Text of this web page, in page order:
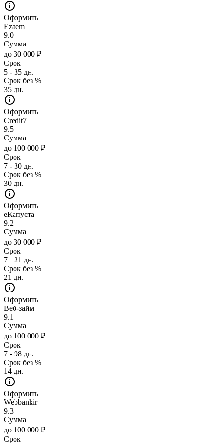
Оформить
Ezaem
9.0
Сумма
до 30 000 ₽
Срок
5 - 35 дн.
Срок без %
35 дн.
Оформить
Credit7
9.5
Сумма
до 100 000 ₽
Срок
7 - 30 дн.
Срок без %
30 дн.
Оформить
еКапуста
9.2
Сумма
до 30 000 ₽
Срок
7 - 21 дн.
Срок без %
21 дн.
Оформить
Веб-займ
9.1
Сумма
до 100 000 ₽
Срок
7 - 98 дн.
Срок без %
14 дн.
Оформить
Webbankir
9.3
Сумма
до 100 000 ₽
Срок